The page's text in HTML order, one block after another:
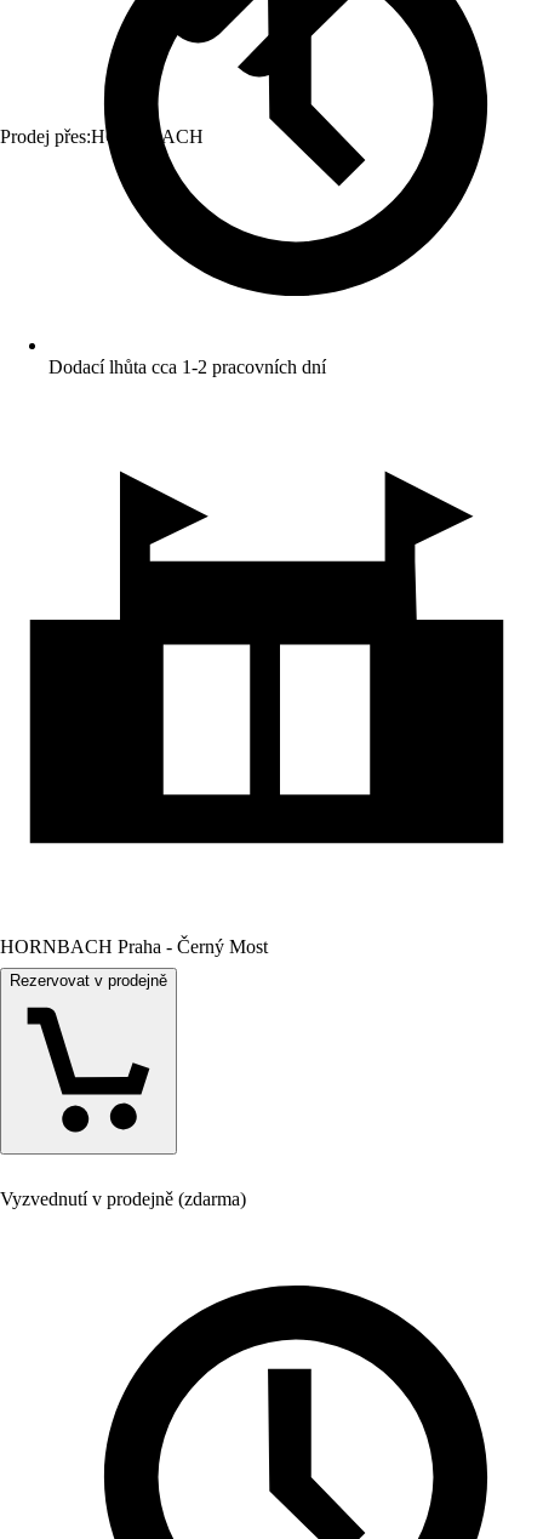
Prodej přes:HORNBACH
Dodací lhůta cca 1-2 pracovních dní
HORNBACH Praha - Černý Most
Rezervovat v prodejně
Vyzvednutí v prodejně (zdarma)